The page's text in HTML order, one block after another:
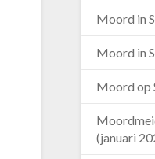
Moord in
Moord in
Moord op
(januari